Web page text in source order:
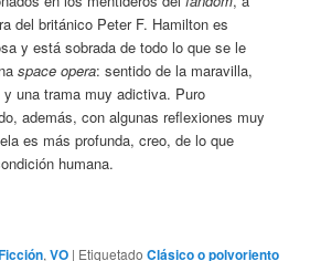
del británico Peter F. Hamilton es
y está sobrada de todo lo que se le
space opera: sentido de la maravilla,
una trama muy adictiva. Puro
además, con algunas reflexiones muy
es más profunda, creo, de lo que
humana.
,VO | Etiquetado Clásico o polvoriento